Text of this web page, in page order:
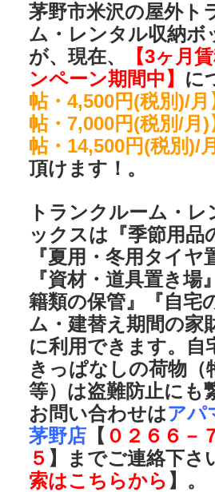
茅野市米沢の屋外ト
ム・レンタル収納ボ
が、現在、
【3ヶ月
ンペーン期間中】 に
帖・4,500円(税別)/
帖・7,000円(税別/月
帖・14,500円(税別)/月
頂けます！。
トランクルーム・
ックスは 『季節用品
『夏用・冬用タイヤ
『資材・道具置き場
籍類の保管』『自宅
ム・建替え期間の家
に利用できます。自
きっぱなしの荷物（
等）は盗難防止にも
お問い合わせはアパ
茅野店 【 ０２６６－
５ 】までご連絡下さ
索はこちらから 】。